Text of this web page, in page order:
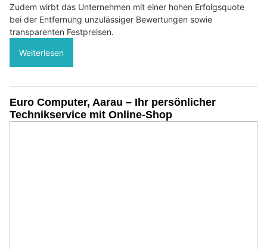
Zudem wirbt das Unternehmen mit einer hohen Erfolgsquote
bei der Entfernung unzulässiger Bewertungen sowie
transparenten Festpreisen.
Weiterlesen
Euro Computer, Aarau – Ihr persönlicher
Technikservice mit Online-Shop